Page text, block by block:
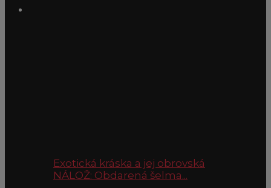
Exotická kráska a jej obrovská
NÁLOŽ: Obdarená šelma...